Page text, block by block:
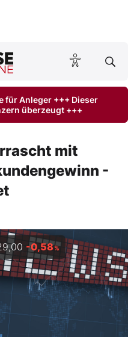
für Anleger +++ Dieser
überzeugt +++
mit
-
-0,58%